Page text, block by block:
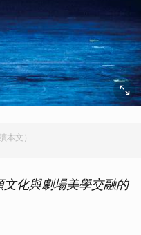
本文）
化與劇場美學交融的